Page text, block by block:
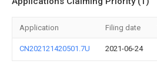
Application Filing date
CN202121420501.7U 2021-06-24